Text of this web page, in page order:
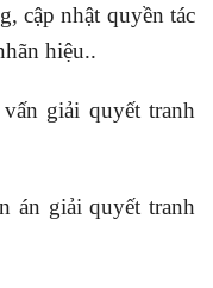
cập nhật quyền tác
hiệu..
giải quyết tranh
án giải quyết tranh